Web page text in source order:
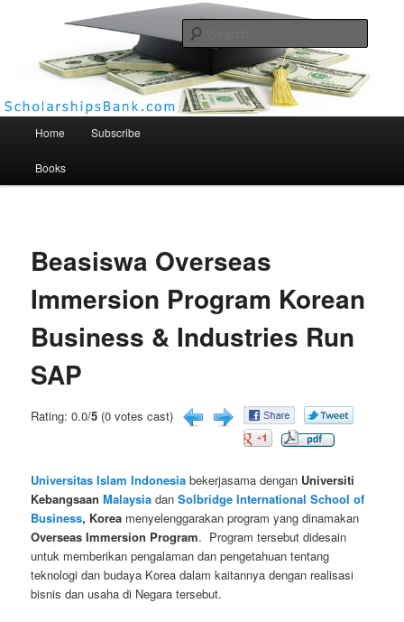
Scholarships Bank
Home Subscribe
Books
Beasiswa Overseas
Immersion Program Korean
Business & Industries Run
SAP
Rating: 0.0/5 (0 votes cast)
Universitas Islam Indonesia bekerjasama dengan Universiti
KebangsaanMalaysia danSolbridge International School of
Business, Korea menyelenggarakan program yang dinamakan
Overseas Immersion Program. Program tersebut didesain
untuk memberikan pengalaman dan pengetahuan tentang
teknologi dan budaya Korea dalam kaitannya dengan realisasi
bisnis dan usaha di Negara tersebut.